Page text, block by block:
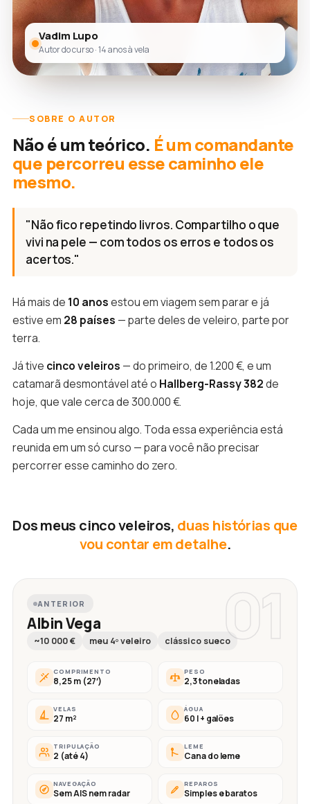
Vadim Lupo
Autor do curso · 14 anos à vela
SOBRE O AUTOR
Não é um teórico. É um comandante
que percorreu esse caminho ele
mesmo.
"Não fico repetindo livros. Compartilho o que
vivi na pele — com todos os erros e todos os
acertos."
Há mais de 10 anosestou em viagem sem parar e já
estive em 28 países — parte deles de veleiro, parte por
terra.
Já tive cinco veleiros — do primeiro, de 1.200 €, e um
catamarã desmontável até o Hallberg-Rassy 382de
hoje, que vale cerca de 300.000 €.
Cada um me ensinou algo. Toda essa experiência está
reunida em um só curso — para você não precisar
percorrer esse caminho do zero.
Dos meus cinco veleiros, duas histórias que
vou contar em detalhe.
01
ANTERIOR
Albin Vega
~10 000 € meu 4º veleiro clássico sueco
COMPRIMENTO
8,25 m (27′)
PESO
2,3 toneladas
VELAS
27 m²
ÁGUA
60 l + galões
TRIPULAÇÃO
2 (até 4)
LEME
Cana do leme
NAVEGAÇÃO
Sem AIS nem radar
REPAROS
Simples e baratos